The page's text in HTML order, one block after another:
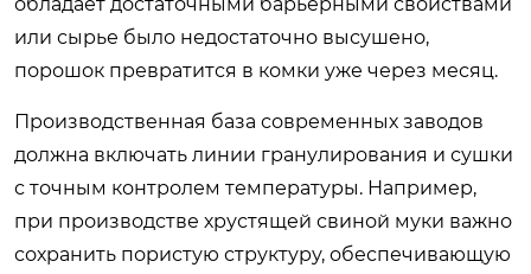
или сырье было недостаточно высушено,
порошок превратится в комки уже через месяц.
Производственная база современных заводов
должна включать линии гранулирования и сушки
с точным контролем температуры. Например,
при производстве хрустящей свиной муки важно
сохранить пористую структуру, обеспечивающую